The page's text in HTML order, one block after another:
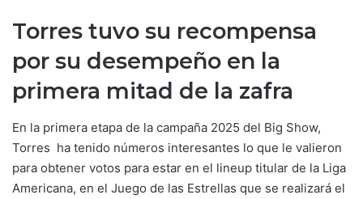
Torres tuvo su recompensa
por su desempeño en la
primera mitad de la zafra
En la primera etapa de la campaña 2025 del Big Show,
Torres ha tenido números interesantes lo que le valieron
para obtener votos para estar en el lineup titular de la Liga
Americana, en el Juego de las Estrellas que se realizará el